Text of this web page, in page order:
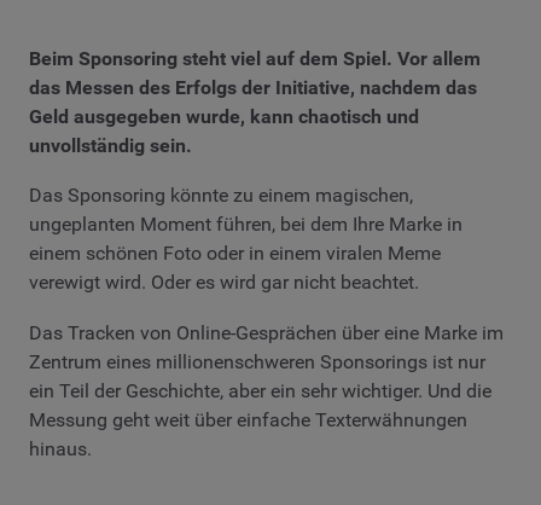
Beim Sponsoring steht viel auf dem Spiel. Vor allem
das Messen des Erfolgs der Initiative, nachdem das
Geld ausgegeben wurde, kann chaotisch und
unvollständig sein.
Das Sponsoring könnte zu einem magischen,
ungeplanten Moment führen, bei dem Ihre Marke in
einem schönen Foto oder in einem viralen Meme
verewigt wird. Oder es wird gar nicht beachtet.
Das Tracken von Online-Gesprächen über eine Marke im
Zentrum eines millionenschweren Sponsorings ist nur
ein Teil der Geschichte, aber ein sehr wichtiger. Und die
Messung geht weit über einfache Texterwähnungen
hinaus.